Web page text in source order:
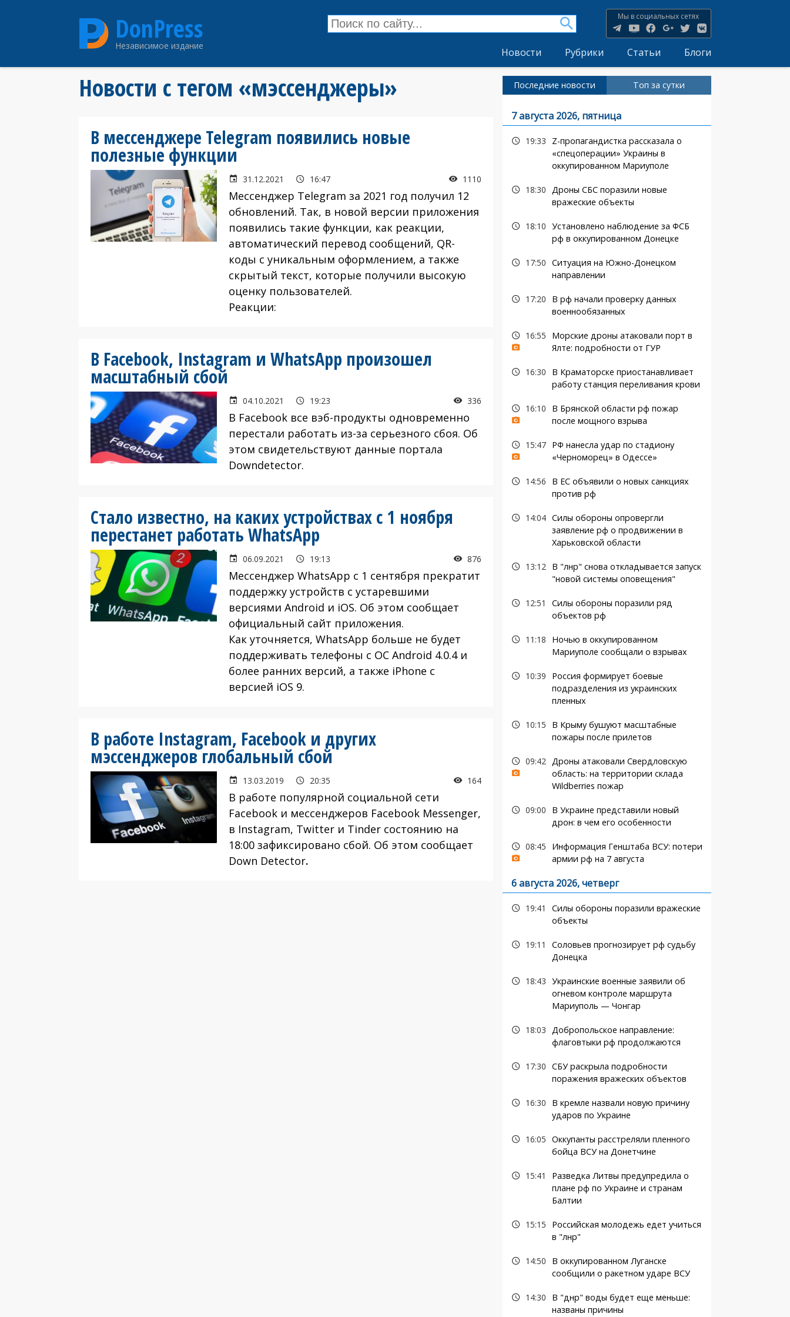
DonPress
Независимое издание
Мы в социальных сетях
Новости Рубрики Статьи Блоги
Новости с тегом «мэссенджеры»
В мессенджере Telegram появились новые
полезные функции
31.12.2021 16:47 1110
Мессенджер Telegram за 2021 год получил 12
обновлений. Так, в новой версии приложения
появились такие функции, как реакции,
автоматический перевод сообщений, QR-
коды с уникальным оформлением, а также
скрытый текст, которые получили высокую
оценку пользователей.
Реакции:
В Facebook, Instagram и WhatsApp произошел
масштабный сбой
04.10.2021 19:23 336
В Facebook все вэб-продукты одновременно
перестали работать из-за серьезного сбоя. Об
этом свидетельствуют данные портала
Downdetector.
Стало известно, на каких устройствах с 1 ноября
перестанет работать WhatsApp
06.09.2021 19:13 876
Мессенджер WhatsApp с 1 сентября прекратит
поддержку устройств с устаревшими
версиями Android и iOS. Об этом сообщает
официальный сайт приложения.
Как уточняется, WhatsApp больше не будет
поддерживать телефоны с ОС Android 4.0.4 и
более ранних версий, а также iPhone с
версией iOS 9.
В работе Instagram, Facebook и других
мэссенджеров глобальный сбой
13.03.2019 20:35 164
В работе популярной социальной сети
Facebook и мессенджеров Facebook Messenger,
в Instagram, Twitter и Tinder состоянию на
18:00 зафиксировано сбой. Об этом сообщает
Down Detector.
Последние новости Топ за сутки
7 августа 2026, пятница
19:33
Z-пропагандистка рассказала о
«спецоперации» Украины в
оккупированном Мариуполе
18:30 Дроны СБС поразили новые
вражеские объекты
18:10 Установлено наблюдение за ФСБ
рф в оккупированном Донецке
17:50 Ситуация на Южно-Донецком
направлении
17:20
В рф начали проверку данных
военнообязанных
16:55
Морские дроны атаковали порт в
Ялте: подробности от ГУР
16:30
В Краматорске приостанавливает
работу станция переливания крови
16:10
В Брянской области рф пожар
после мощного взрыва
15:47
РФ нанесла удар по стадиону
«Черноморец» в Одессе»
14:56
В ЕС объявили о новых санкциях
против рф
14:04 Силы обороны опровергли
заявление рф о продвижении в
Харьковской области
13:12
В "лнр" снова откладывается запуск
"новой системы оповещения"
12:51
Силы обороны поразили ряд
объектов рф
11:18
Ночью в оккупированном
Мариуполе сообщали о взрывах
10:39
Россия формирует боевые
подразделения из украинских
пленных
10:15
В Крыму бушуют масштабные
пожары после прилетов
09:42 Дроны атаковали Свердловскую
область: на территории склада
Wildberries пожар
09:00
В Украине представили новый
дрон: в чем его особенности
08:45
Информация Генштаба ВСУ: потери
армии рф на 7 августа
6 августа 2026, четверг
19:41
Силы обороны поразили вражеские
объекты
19:11
Соловьев прогнозирует рф судьбу
Донецка
18:43 Украинские военные заявили об
огневом контроле маршрута
Мариуполь — Чонгар
18:03 Добропольское направление:
флаговтыки рф продолжаются
17:30 СБУ раскрыла подробности
поражения вражеских объектов
16:30
В кремле назвали новую причину
ударов по Украине
16:05 Оккупанты расстреляли пленного
бойца ВСУ на Донетчине
15:41
Разведка Литвы предупредила о
плане рф по Украине и странам
Балтии
15:15
Российская молодежь едет учиться
в "лнр"
14:50
В оккупированном Луганске
сообщили о ракетном ударе ВСУ
14:30
В "днр" воды будет еще меньше:
названы причины